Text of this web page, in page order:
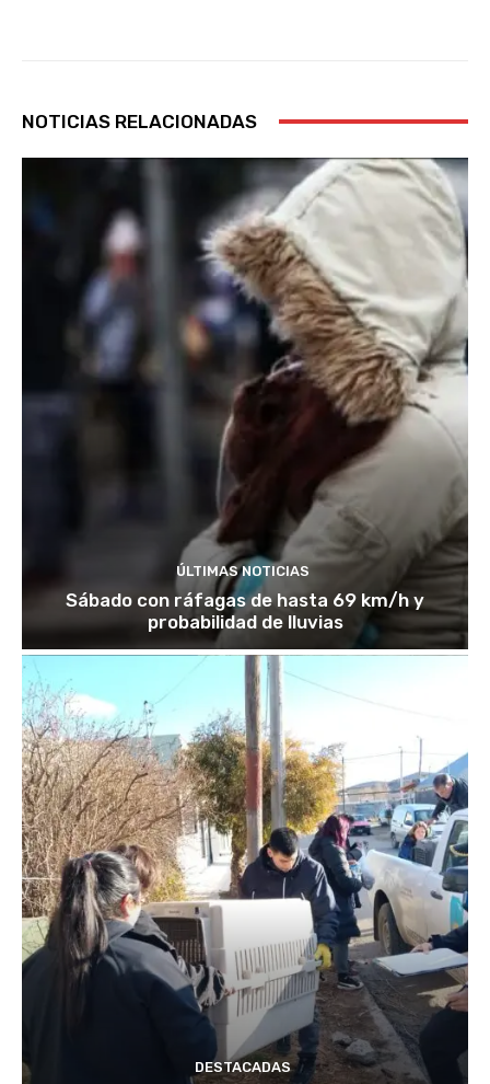
NOTICIAS RELACIONADAS
ÚLTIMAS NOTICIAS
Sábado con ráfagas de hasta 69 km/h y
probabilidad de lluvias
DESTACADAS